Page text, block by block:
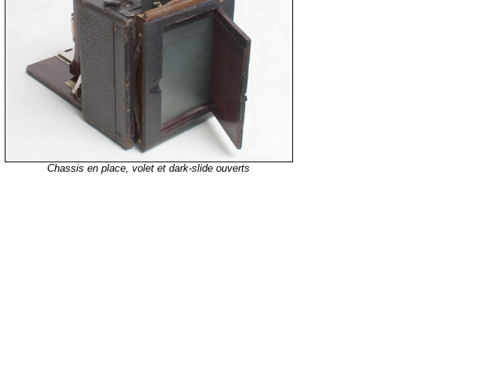
Chassis en place, volet et dark-slide ouverts